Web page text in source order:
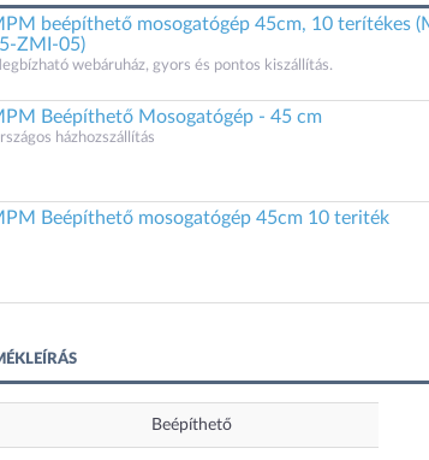
beépíthető mosogatógép 45cm, 10 terítékes
ZMI-05)
webáruház, gyors és pontos kiszállítás.
Beépíthető Mosogatógép - 45 cm
házhozszállítás
Beépíthető mosogatógép 45cm 10 teriték
Beépíthető